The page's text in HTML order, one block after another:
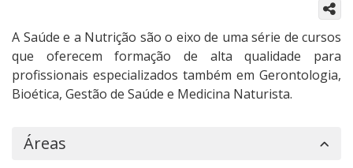
A Saúde e a Nutrição são o eixo de uma série de cursos
que oferecem formação de alta qualidade para
profissionais especializados também em Gerontologia,
Bioética, Gestão de Saúde e Medicina Naturista.
Áreas